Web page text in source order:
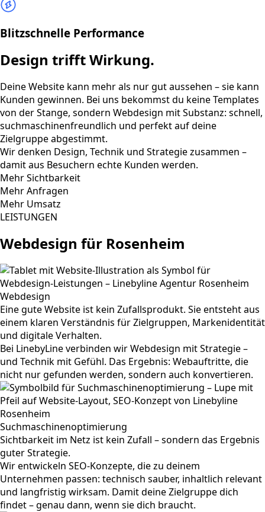
Blitzschnelle Performance
Design trifft Wirkung.
Deine Website kann mehr als nur gut aussehen – sie kann
Kunden gewinnen. Bei uns bekommst du keine Templates
von der Stange, sondern Webdesign mit Substanz: schnell,
suchmaschinenfreundlich und perfekt auf deine
Zielgruppe abgestimmt.
Wir denken Design, Technik und Strategie zusammen –
damit aus Besuchern echte Kunden werden.
Mehr Sichtbarkeit
Mehr Anfragen
Mehr Umsatz
LEISTUNGEN
Webdesign für Rosenheim
Webdesign
Eine gute Website ist kein Zufallsprodukt. Sie entsteht aus
einem klaren Verständnis für Zielgruppen, Markenidentität
und digitale Verhalten.
Bei LinebyLine verbinden wir Webdesign mit Strategie –
und Technik mit Gefühl. Das Ergebnis: Webauftritte, die
nicht nur gefunden werden, sondern auch konvertieren.
Suchmaschinenoptimierung
Sichtbarkeit im Netz ist kein Zufall – sondern das Ergebnis
guter Strategie.
Wir entwickeln SEO-Konzepte, die zu deinem
Unternehmen passen: technisch sauber, inhaltlich relevant
und langfristig wirksam. Damit deine Zielgruppe dich
findet – genau dann, wenn sie dich braucht.